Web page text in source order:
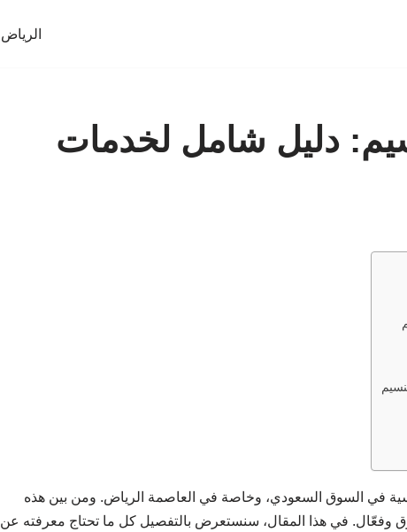
الرياض
دليل شامل لخدمات
في السوق السعودي، وخاصة في العاصمة الرياض. ومن بين هذه
وفعّال. في هذا المقال، سنستعرض بالتفصيل كل ما تحتاج معرفته عن